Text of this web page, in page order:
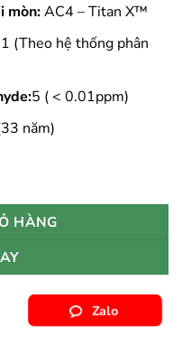
mòn:AC4 – Titan X™
(Theo hệ thống phân
5 ( < 0.01ppm)
năm)
HÀNG
Zalo